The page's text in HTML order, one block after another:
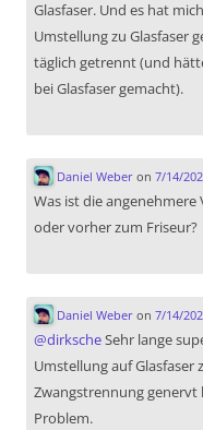
Glasfaser. Und es hat
Umstellung zu Glasfaser
täglich getrennt (und
bei Glasfaser gemacht).
Daniel Weberon 7/14/
Was ist die
oder vorher zum Friseur?
Daniel Weberon 7/14/
@dirkscheSehr lange
Umstellung auf Glasfaser
Zwangstrennung genervt
Problem.